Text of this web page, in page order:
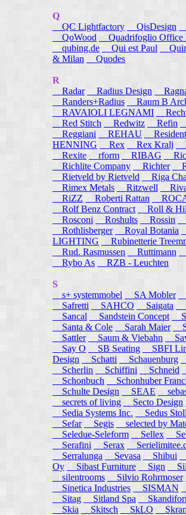
Q
QC Lightfactory
QisDesign
QoWood Quadrifoglio Office
qubing.de
Qui est Paul
& Milan
Quodes
R
Radar
Radius Design
Randers+Radius
Raum B
RAVAIOLI LEGNAMI
Red Stitch
Redwitz Refin
Reggiani
REHAU Resident
HENNING
Rex Rex Kralj
Rexite
rform RIBAG
Richlite Company
Richter
Rietveld by Rietveld
Riga
Rimex Metals
Ritzwell
RiZZ
Roberti Rattan
Rolf Benz Contract
Roll &
Rosconi Roshults Rossin
Rothlisberger
Royal Botania
LIGHTING
Rubinetterie
Rud. Rasmussen
Ruttimann
Rybo As
RZB - Leuchten
S
s+ systemmobel
SA Mobler
Safretti
SAHCO Saigata
Sancal
Sandstein Concept
Santa & Cole
Sarah Maier
Sattler
Saum & Viebahn
Say O
SB Seating SBFI
Design
Schatti Schauenburg
Scherlin
Schiffini Schneid
Schonbuch
Schonhuber
Schulte Design
SEAE
secrets of living
Secto Design
Sedia Systems Inc.
Sedus Stoll
Sefar
Segis
selected by
Seledue-Seleform
Sellex
Serafini
Serax
Serralunga
Sevasa Shibui
Oy
Sibast Furniture Sign
silentrooms
Silvio Rohrmoser
Sinetica Industries
SISMAN
Sitag
Sitland Spa
Skia
Skitsch SkLO